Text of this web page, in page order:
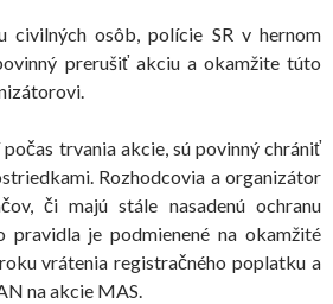
civilných osôb, polície SR v hernom
prerušiť akciu a okamžite túto
trvania akcie, sú povinný chrániť
Rozhodcovia a organizátor
či majú stále nasadenú ochranu
pravidla je podmienené na okamžité
vrátenia registračného poplatku a
na akcie MAS.